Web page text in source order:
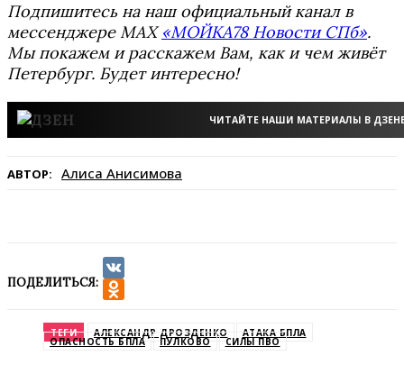
Подпишитесь на наш официальный канал в
мессенджере MAX«МОЙКА78 Новости СПб».
Мы покажем и расскажем Вам, как и чем живёт
Петербург. Будет интересно!
ЧИТАЙТЕ НАШИ МАТЕРИАЛЫ В
АВТОР: Алиса Анисимова
ПОДЕЛИТЬСЯ:
VK
ТЕГИ АЛЕКСАНДР ДРОЗДЕНКО АТАКА БПЛА
ОПАСНОСТЬ БПЛА ПУЛКОВО СИЛЫ ПВО